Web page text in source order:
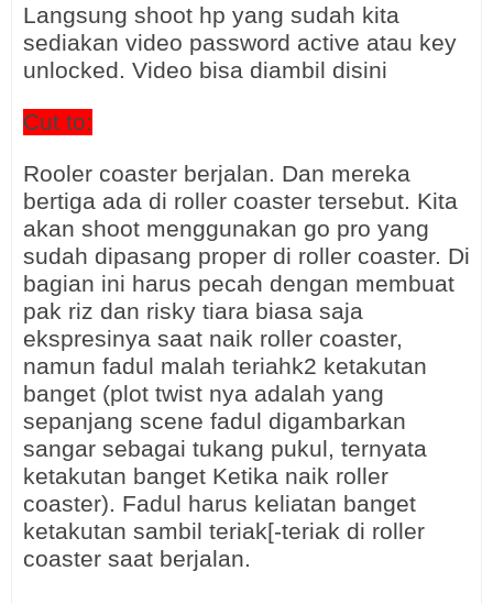
Langsung shoot hp yang sudah kita
sediakan video password active atau key
unlocked. Video bisa diambil disini
Cut to:
Rooler coaster berjalan. Dan mereka
bertiga ada di roller coaster tersebut. Kita
akan shoot menggunakan go pro yang
sudah dipasang proper di roller coaster. Di
bagian ini harus pecah dengan membuat
pak riz dan risky tiara biasa saja
ekspresinya saat naik roller coaster,
namun fadul malah teriahk2 ketakutan
banget (plot twist nya adalah yang
sepanjang scene fadul digambarkan
sangar sebagai tukang pukul, ternyata
ketakutan banget Ketika naik roller
coaster). Fadul harus keliatan banget
ketakutan sambil teriak[-teriak di roller
coaster saat berjalan.